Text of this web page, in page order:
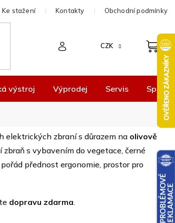
Ke stažení Kontakty Obchodní podmínky
CZK
výstroj Výprodej Servis
elektrických zbraní s důrazem na olivově
s vybavením do vegetace, černé
přednost ergonomie, prostor pro
dopravu zdarma.